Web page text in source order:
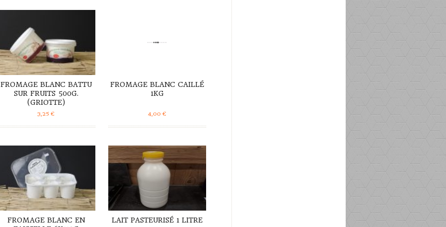
FROMAGE BLANC BATTU
SUR FRUITS 500G.
(GRIOTTE)
3,25€
FROMAGE BLANC CAILLÉ
1KG
4,00 €
DÉTAILS
FROMAGE BLANC EN
DÉTAILS
LAIT PASTEURISÉ 1 LITRE